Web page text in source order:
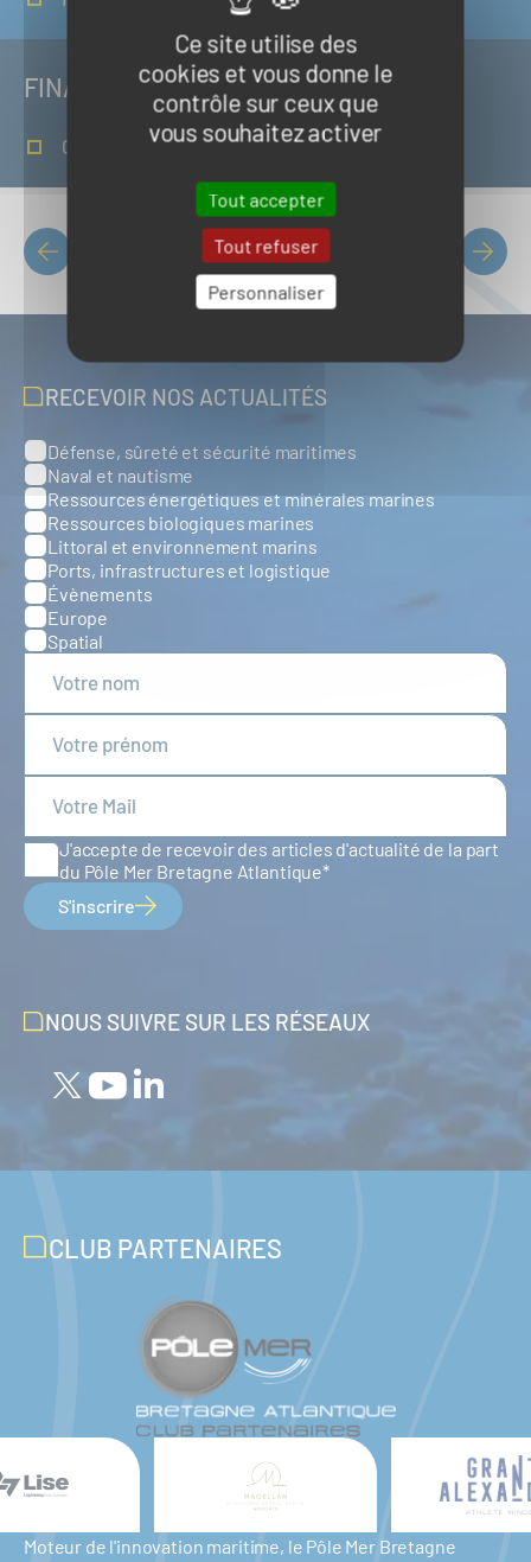
Ce site utilise des
cookies et vous donne le
contrôle sur ceux que
vous souhaitez activer
Tout accepter
Tout refuser
Personnaliser
FINANCEURS
Commission Européenne
PAGINATION
Liste des projets
RECEVOIR NOS ACTUALITÉS
Catégories
Défense, sûreté et sécurité maritimes
Naval et nautisme
Ressources énergétiques et minérales marines
Ressources biologiques marines
Littoral et environnement marins
Ports, infrastructures et logistique
Évènements
Europe
Spatial
J'accepte de recevoir des articles d'actualité de la part
du Pôle Mer Bretagne Atlantique
S'inscrire
NOUS SUIVRE SUR LES RÉSEAUX
CLUB PARTENAIRES
Moteur de l'innovation maritime, le Pôle Mer Bretagne